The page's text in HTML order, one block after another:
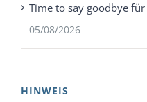
Time to say goodbye
05/08/2026
HINWEIS